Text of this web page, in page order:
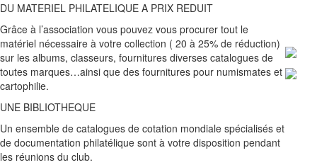
DU MATERIEL PHILATELIQUE A PRIX REDUIT
Grâce à l’association vous pouvez vous procurer tout le
matériel nécessaire à votre collection ( 20 à 25% de réduction)
sur les albums, classeurs, fournitures diverses catalogues de
toutes marques…ainsi que des fournitures pour numismates et
cartophilie.
UNE BIBLIOTHEQUE
Un ensemble de catalogues de cotation mondiale spécialisés et
de documentation philatélique sont à votre disposition pendant
les réunions du club.